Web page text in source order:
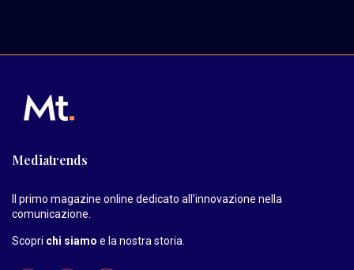
Mediatrends
Il primo magazine online dedicato all’innovazione nella
comunicazione.
Scopri chi siamo e la nostra storia.